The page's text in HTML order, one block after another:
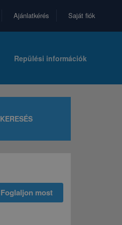
Ajánlatkérés Saját fiók
Repülési információk
KERESÉS
Foglaljon most